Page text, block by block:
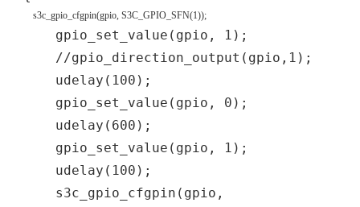
s3c_gpio_cfgpin(gpio, S3C_GPIO_SFN(1));
gpio_set_value(gpio, 1);
//gpio_direction_output(gpio,1);
udelay(100);
gpio_set_value(gpio, 0);
udelay(600);
gpio_set_value(gpio, 1);
udelay(100);
s3c_gpio_cfgpin(gpio,